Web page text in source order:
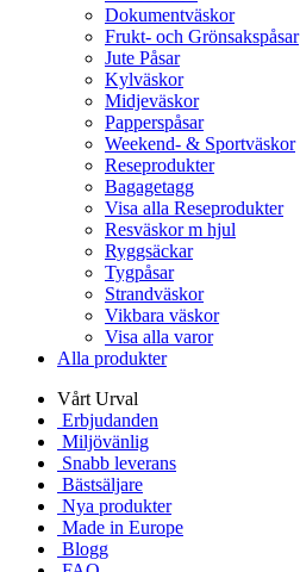
Dokumentväskor
Frukt- och Grönsakspåsar
Jute Påsar
Kylväskor
Midjeväskor
Papperspåsar
Weekend- & Sportväskor
Reseprodukter
Bagagetagg
Visa alla Reseprodukter
Resväskor m hjul
Ryggsäckar
Tygpåsar
Strandväskor
Vikbara väskor
Visa alla varor
Alla produkter
Vårt Urval
Erbjudanden
Miljövänlig
Snabb leverans
Bästsäljare
Nya produkter
Made in Europe
Blogg